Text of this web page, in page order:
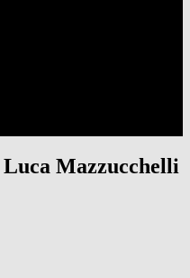
Mazzucchelli